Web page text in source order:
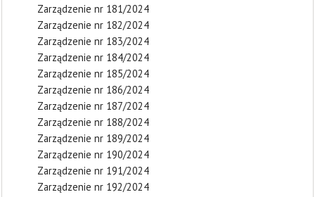
Zarządzenie nr 181/2024
Zarządzenie nr 182/2024
Zarządzenie nr 183/2024
Zarządzenie nr 184/2024
Zarządzenie nr 185/2024
Zarządzenie nr 186/2024
Zarządzenie nr 187/2024
Zarządzenie nr 188/2024
Zarządzenie nr 189/2024
Zarządzenie nr 190/2024
Zarządzenie nr 191/2024
Zarządzenie nr 192/2024